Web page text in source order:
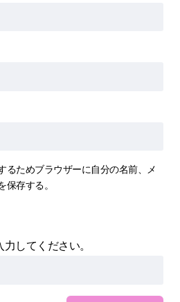
るためブラウザーに自分の名前、メ
保存する。
してください。